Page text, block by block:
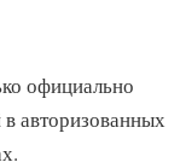
официально
авторизованных